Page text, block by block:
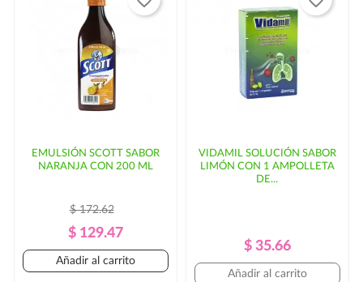
incremento en el costo del envío y/o mayor tiempo de
entrega. En ese caso, se solicitaría autorización por
parte del cliente.
EMULSIÓN SCOTT SABOR
NARANJA CON 200 ML
Precio
Regular
$ 172.62
Precio
$ 129.47
Añadir al carrito
VIDAMIL SOLUCIÓN SABOR
LIMÓN CON 1 AMPOLLETA
DE...
Precio
Regular
Precio
$ 35.66
Añadir al carrito